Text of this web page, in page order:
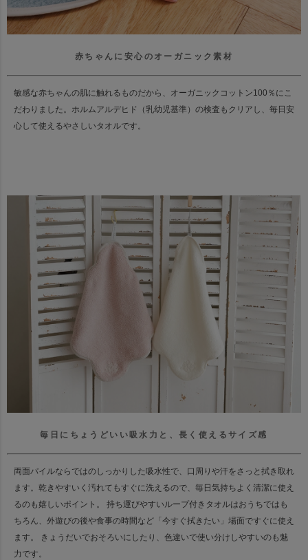
赤ちゃんに安心のオーガニック素材
敏感な赤ちゃんの肌に触れるものだから、オーガニックコットン100％にこ
だわりました。 ホルムアルデヒド（乳幼児基準）の検査もクリアし、毎日安
心して使えるやさしいタオルです。
毎日にちょうどいい吸水力と、長く使えるサイズ感
両面パイルならではのしっかりした吸水性で、口周りや汗をさっと拭き取れ
ます。 乾きやすいく汚れてもすぐに洗えるので、毎日気持ちよく清潔に使え
るのも嬉しいポイント。
持ち運びやすいループ付きタオルはおうちではも
ちろん、 外遊びの後や食事の時間など「今すぐ拭きたい」場面ですぐに使え
ます。
きょうだいでおそろいにしたり、色違いで使い分けしやすいのも魅
力です。